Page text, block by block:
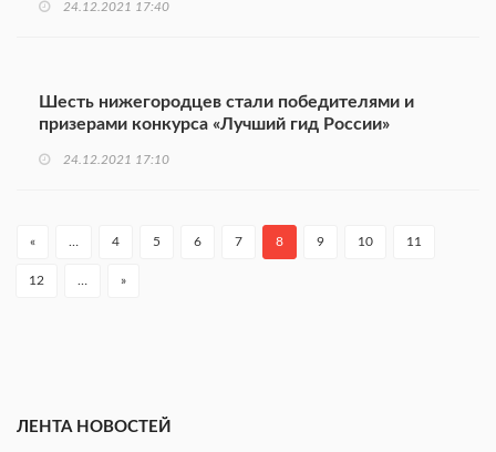
24.12.2021 17:40
Шесть нижегородцев стали победителями и
призерами конкурса «Лучший гид России»
24.12.2021 17:10
« 4 5 6 7 8 9 10 11
12 »
ЛЕНТА НОВОСТЕЙ